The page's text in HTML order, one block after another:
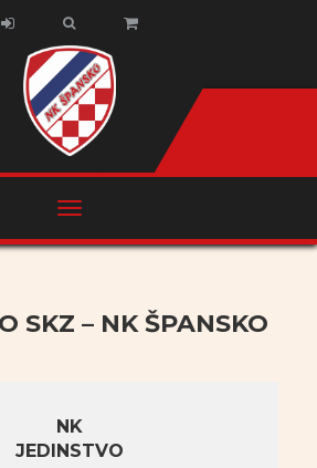
SKZ – NK ŠPANSKO
NK
JEDINSTVO